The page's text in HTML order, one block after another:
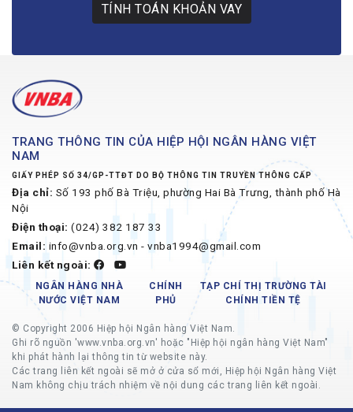
TÍNH TOÁN KHOẢN VAY
TRANG THÔNG TIN CỦA HIỆP HỘI NGÂN HÀNG VIỆT
NAM
GIẤY PHÉP SỐ 34/GP-TTĐT DO BỘ THÔNG TIN TRUYỀN THÔNG CẤP
Địa chỉ: Số 193 phố Bà Triệu, phường Hai Bà Trưng, thành phố Hà
Nội
Điện thoại: (024) 382 187 33
Email: info@vnba.org.vn - vnba1994@gmail.com
Liên kết ngoài:
NGÂN HÀNG NHÀ
NƯỚC VIỆT NAM
CHÍNH
PHỦ
TẠP CHÍ THỊ TRƯỜNG TÀI
CHÍNH TIỀN TỆ
© Copyright 2006 Hiệp hội Ngân hàng Việt Nam.
Ghi rõ nguồn 'www.vnba.org.vn' hoặc "Hiệp hội ngân hàng Việt Nam"
khi phát hành lại thông tin từ website này.
Các trang liên kết ngoài sẽ mở ở cửa sổ mới, Hiệp hội Ngân hàng Việt
Nam không chịu trách nhiệm về nội dung các trang liên kết ngoài.